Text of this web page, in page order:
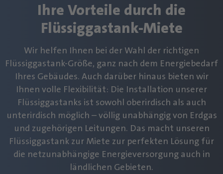
Ihre Vorteile durch die
Flüssiggastank-Miete
Wir helfen Ihnen bei der Wahl der richtigen
Flüssiggastank-Größe, ganz nach dem Energiebedarf
Ihres Gebäudes. Auch darüber hinaus bieten wir
Ihnen volle Flexibilität: Die Installation unserer
Flüssiggastanks ist sowohl oberirdisch als auch
unterirdisch möglich – völlig unabhängig von Erdgas
und zugehörigen Leitungen. Das macht unseren
Flüssiggastank zur Miete zur perfekten Lösung für
die netzunabhängige Energieversorgung auch in
ländlichen Gebieten.